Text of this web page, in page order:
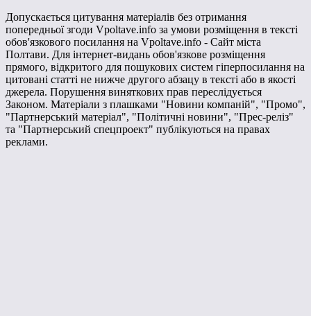
Допускається цитування матеріалів без отримання
попередньої згоди Vpoltave.info за умови розміщення в тексті
обов'язкового посилання на Vpoltave.info - Сайт міста
Полтави. Для інтернет-видань обов'язкове розміщення
прямого, відкритого для пошукових систем гіперпосилання на
цитовані статті не нижче другого абзацу в тексті або в якості
джерела. Порушення виняткових прав переслідується
Законом. Матеріали з плашками "Новини компаній", "Промо",
"Партнерський матеріал", "Політичні новини", "Прес-реліз"
та "Партнерський спецпроект" публікуються на правах
реклами.